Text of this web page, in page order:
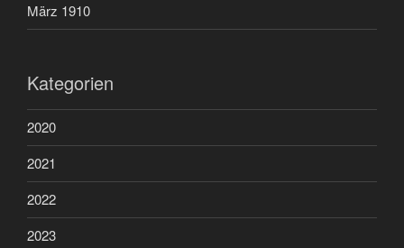
März 1910
Kategorien
2020
2021
2022
2023